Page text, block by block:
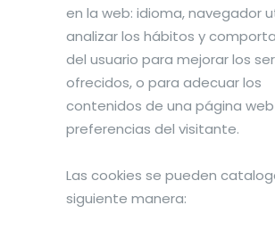
en la web: idioma, navegador
analizar los hábitos y
del usuario para mejorar los
ofrecidos, o para adecuar los
contenidos de una página
preferencias del visitante.
Las cookies se pueden
siguiente manera: